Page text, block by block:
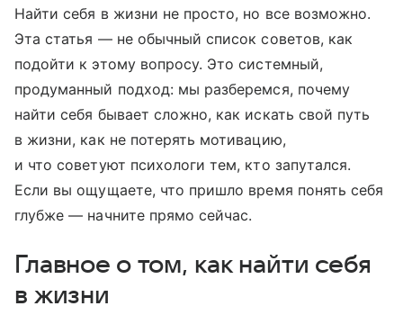
Найти себя в жизни не просто, но все возможно.
Эта статья — не обычный список советов, как
подойти к этому вопросу. Это системный,
продуманный подход: мы разберемся, почему
найти себя бывает сложно, как искать свой путь
в жизни, как не потерять мотивацию,
и что советуют психологи тем, кто запутался.
Если вы ощущаете, что пришло время понять себя
глубже — начните прямо сейчас.
Главное о том, как найти себя
в жизни